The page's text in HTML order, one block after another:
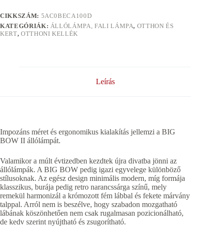
CIKKSZÁM: 5AC0BECA100D
KATEGÓRIÁK: ÁLLÓLÁMPA, FALI LÁMPA, OTTHON ÉS
KERT, OTTHONI KELLÉK
Leírás
Impozáns méret és ergonomikus kialakítás jellemzi a BIG
BOW II állólámpát.
Valamikor a múlt évtizedben kezdtek újra divatba jönni az
állólámpák. A BIG BOW pedig igazi egyvelege különböző
stílusoknak. Az egész design minimális modern, míg formája
klasszikus, burája pedig retro narancssárga színű, mely
remekül harmonizál a krómozott fém lábbal és fekete márvány
talppal. Arról nem is beszélve, hogy szabadon mozgatható
lábának köszönhetően nem csak rugalmasan pozicionálható,
de kedv szerint nyújtható és zsugorítható.